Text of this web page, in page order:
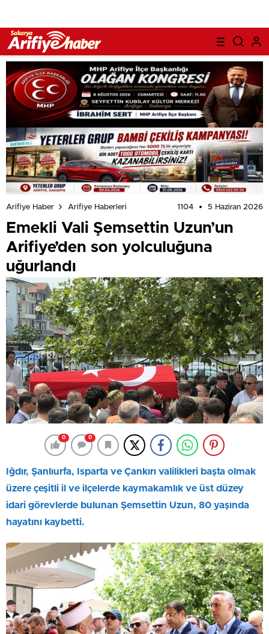
Arifiye Haber Arifiye Haberleri 1104 5 Haziran 2026
Emekli Vali Şemsettin Uzun’un
Arifiye’den son yolculuğuna
uğurlandı
0 0
Iğdır, Şanlıurfa, Isparta ve Çankırı valilikleri başta olmak
üzere çeşitli il ve ilçelerde kaymakamlık ve üst düzey
idari görevlerde bulunan Şemsettin Uzun, 80 yaşında
hayatını kaybetti.